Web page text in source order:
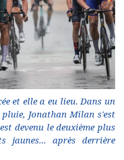
et elle a eu lieu. Dans un
Jonathan Milan s'est
devenu le deuxième plus
jaunes... après derrière